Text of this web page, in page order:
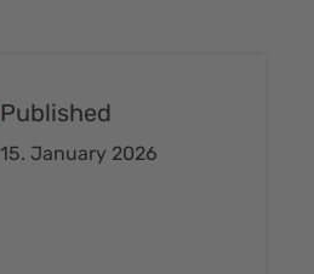
Published
15. January 2026